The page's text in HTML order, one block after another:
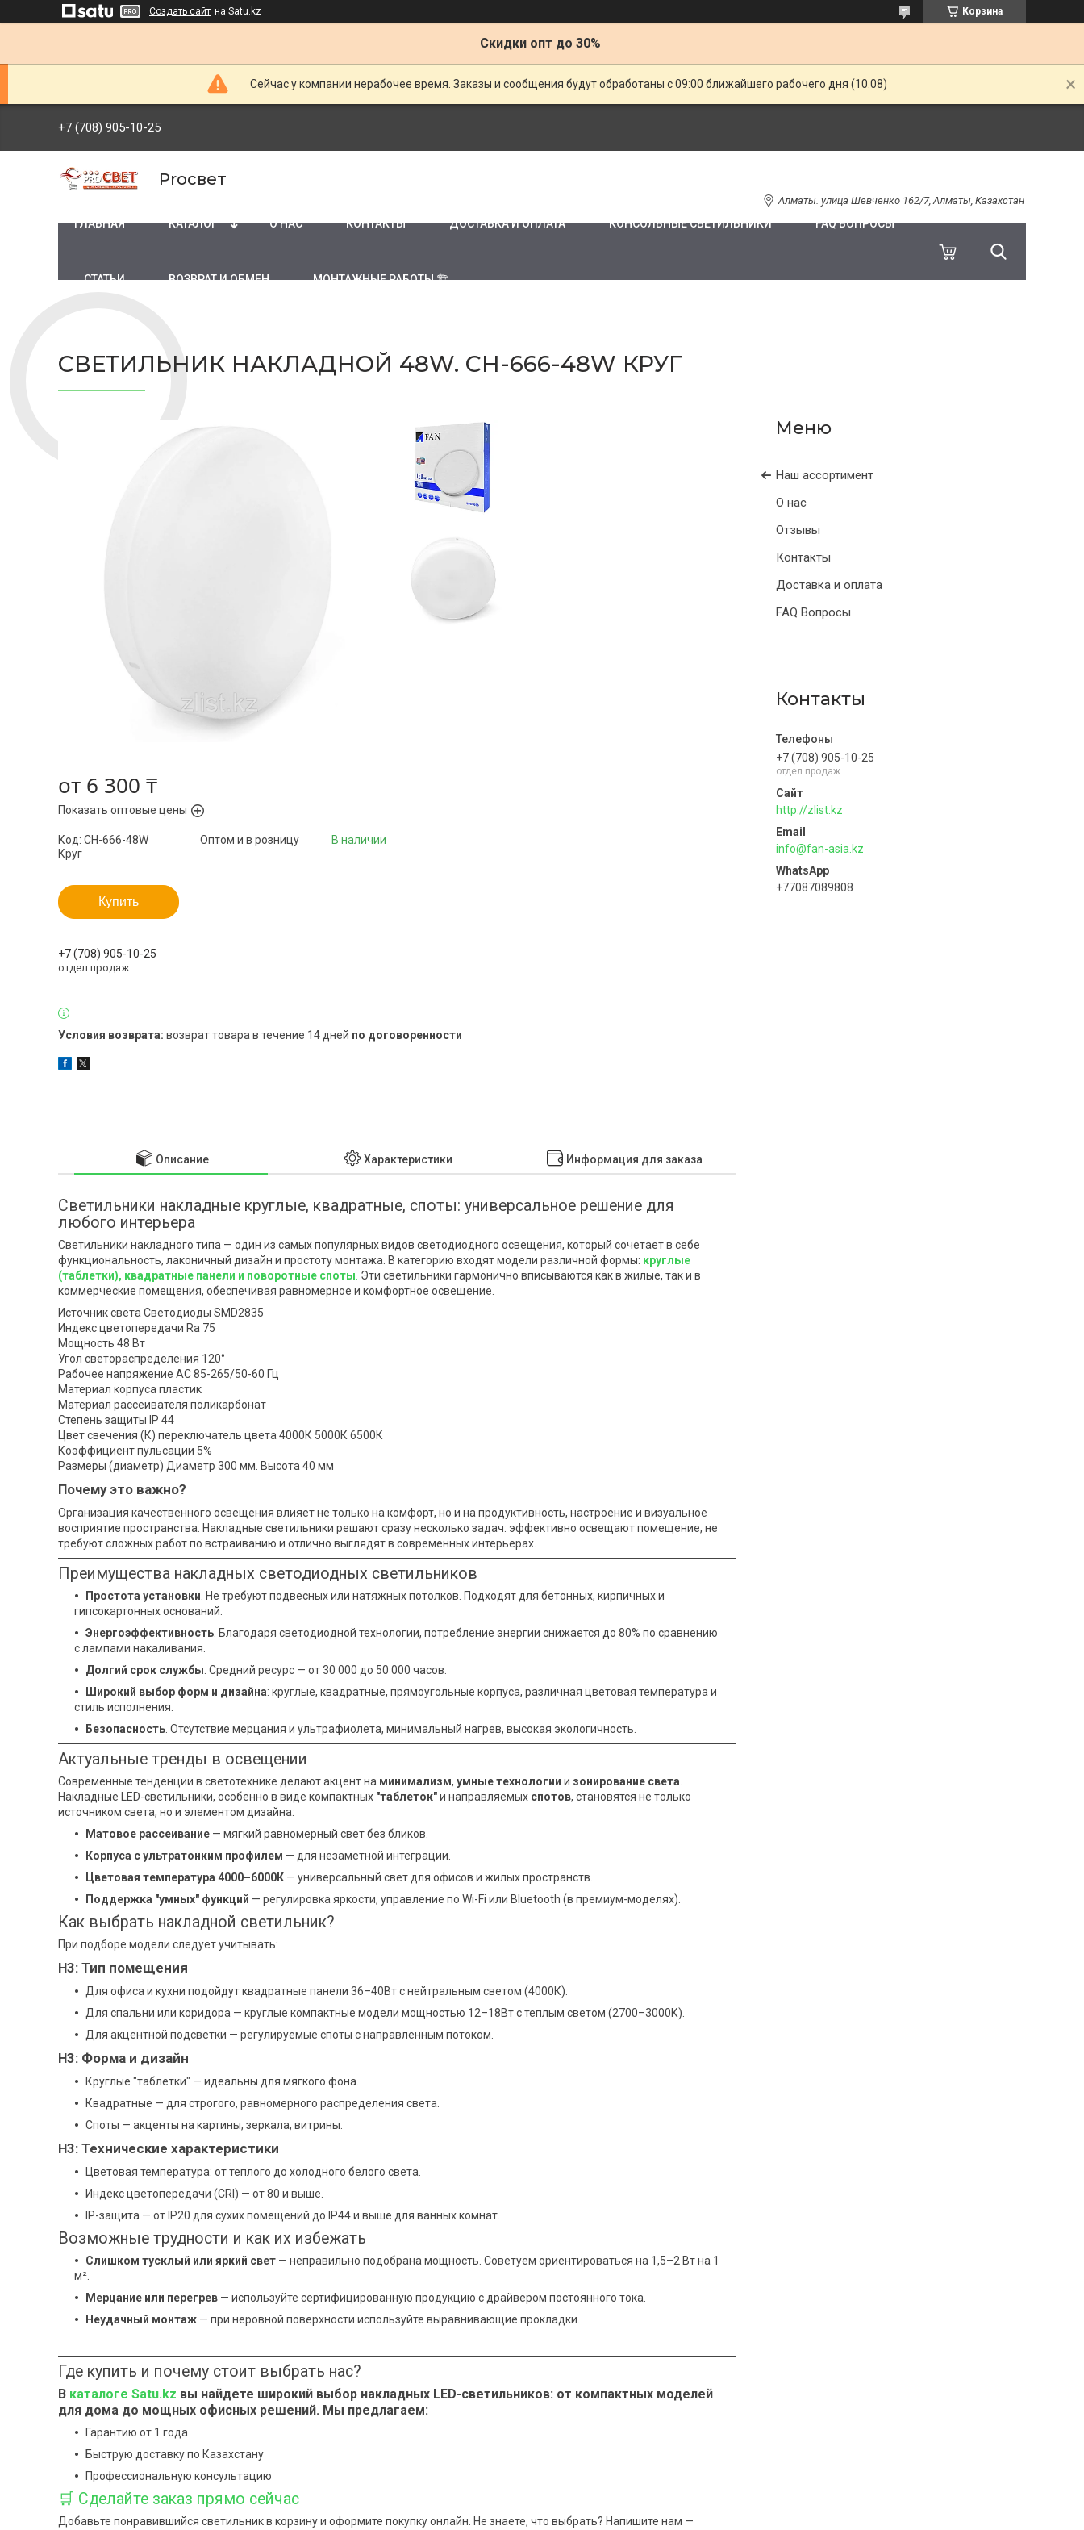
Создать сайт на Satu.kz Корзина
Скидки опт до 30%
Сейчас у компании нерабочее время. Заказы и сообщения будут обработаны с 09:00 ближайшего рабочего дня (10.08)
+7 (708) 905-10-25
Proсвет
Алматы. улица Шевченко 162/7, Алматы, Казахстан
ГЛАВНАЯ КАТАЛОГ О НАС КОНТАКТЫ ДОСТАВКА И ОПЛАТА КОНСОЛЬНЫЕ СВЕТИЛЬНИКИ FAQ ВОПРОСЫ
СТАТЬИ ВОЗВРАТ И ОБМЕН МОНТАЖНЫЕ РАБОТЫ 🏗
СВЕТИЛЬНИК НАКЛАДНОЙ 48W. СН-666-48W КРУГ
Наш ассортимент
О нас
Отзывы
Контакты
Доставка и оплата
FAQ Вопросы
Контакты
+7 (708) 905-10-25
отдел продаж
http://zlist.kz
info@fan-asia.kz
+77087089808
от 6 300 ₸
Показать оптовые цены
В наличии
Оптом и в розницу
Код: СН-666-48W
Круг
Купить
+7 (708) 905-10-25
отдел продаж
возврат товара в течение 14 дней по договоренности
Описание Характеристики Информация для заказа
Светильники накладные круглые, квадратные, споты: универсальное решение для
любого интерьера
Светильники накладного типа — один из самых популярных видов светодиодного освещения, который сочетает в себе
функциональность, лаконичный дизайн и простоту монтажа. В категорию входят модели различной формы: круглые
(таблетки), квадратные панели и поворотные споты. Эти светильники гармонично вписываются как в жилые, так и в
коммерческие помещения, обеспечивая равномерное и комфортное освещение.
Источник света Светодиоды SMD2835
Индекс цветопередачи Ra 75
Мощность 48 Вт
Угол светораспределения 120°
Рабочее напряжение AC 85-265/50-60 Гц
Материал корпуса пластик
Материал рассеивателя поликарбонат
Степень защиты IP 44
Цвет свечения (К) переключатель цвета 4000К 5000К 6500К
Коэффициент пульсации 5%
Размеры (диаметр) Диаметр 300 мм. Высота 40 мм
Почему это важно?
Организация качественного освещения влияет не только на комфорт, но и на продуктивность, настроение и визуальное
восприятие пространства. Накладные светильники решают сразу несколько задач: эффективно освещают помещение, не
требуют сложных работ по встраиванию и отлично выглядят в современных интерьерах.
Преимущества накладных светодиодных светильников
Простота установки. Не требуют подвесных или натяжных потолков. Подходят для бетонных, кирпичных и
гипсокартонных оснований.
Энергоэффективность. Благодаря светодиодной технологии, потребление энергии снижается до 80% по сравнению
с лампами накаливания.
Долгий срок службы. Средний ресурс — от 30 000 до 50 000 часов.
Широкий выбор форм и дизайна: круглые, квадратные, прямоугольные корпуса, различная цветовая температура и
стиль исполнения.
Безопасность. Отсутствие мерцания и ультрафиолета, минимальный нагрев, высокая экологичность.
Актуальные тренды в освещении
Современные тенденции в светотехнике делают акцент на минимализм, умные технологии и зонирование света
Накладные LED-светильники, особенно в виде компактных "таблеток"и направляемых спотов, становятся не только
источником света, но и элементом дизайна:
Матовое рассеивание — мягкий равномерный свет без бликов.
Корпуса с ультратонким профилем — для незаметной интеграции.
Цветовая температура 4000–6000К — универсальный свет для офисов и жилых пространств.
Поддержка "умных" функций — регулировка яркости, управление по Wi-Fi или Bluetooth (в премиум-моделях).
Как выбрать накладной светильник?
При подборе модели следует учитывать:
H3: Тип помещения
Для офиса и кухни подойдут квадратные панели 36–40Вт с нейтральным светом (4000К).
Для спальни или коридора — круглые компактные модели мощностью 12–18Вт с теплым светом (2700–3000К).
Для акцентной подсветки — регулируемые споты с направленным потоком.
H3: Форма и дизайн
Круглые "таблетки" — идеальны для мягкого фона.
Квадратные — для строгого, равномерного распределения света.
Споты — акценты на картины, зеркала, витрины.
H3: Технические характеристики
Цветовая температура: от теплого до холодного белого света.
Индекс цветопередачи (CRI) — от 80 и выше.
IP-защита — от IP20 для сухих помещений до IP44 и выше для ванных комнат.
Возможные трудности и как их избежать
Слишком тусклый или яркий свет — неправильно подобрана мощность. Советуем ориентироваться на 1,5–2 Вт на 1
м².
Мерцание или перегрев — используйте сертифицированную продукцию с драйвером постоянного тока.
Неудачный монтаж — при неровной поверхности используйте выравнивающие прокладки.
Где купить и почему стоит выбрать нас?
В каталоге Satu.kz вы найдете широкий выбор накладных LED-светильников: от компактных моделей
для дома до мощных офисных решений. Мы предлагаем:
Гарантию от 1 года
Быструю доставку по Казахстану
Профессиональную консультацию
🛒 Сделайте заказ прямо сейчас
Добавьте понравившийся светильник в корзину и оформите покупку онлайн. Не знаете, что выбрать? Напишите нам —